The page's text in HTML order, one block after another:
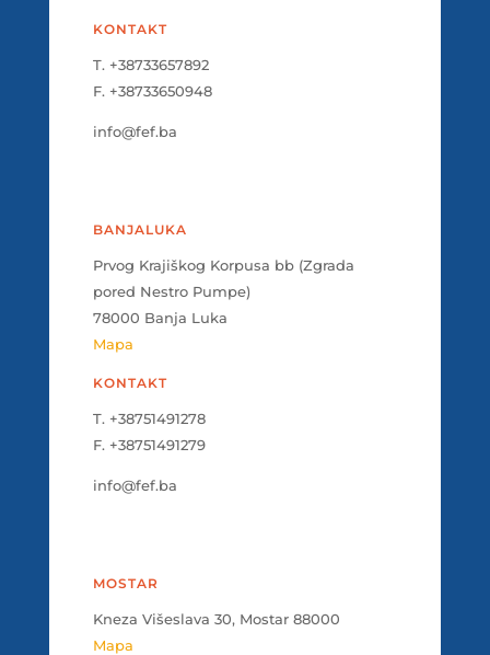
KONTAKT
T. +38733657892
F. +38733650948
info@fef.ba
BANJALUKA
Prvog Krajiškog Korpusa bb (Zgrada
pored Nestro Pumpe)
78000 Banja Luka
Mapa
KONTAKT
T. +38751491278
F. +38751491279
info@fef.ba
MOSTAR
Kneza Višeslava 30, Mostar 88000
Mapa